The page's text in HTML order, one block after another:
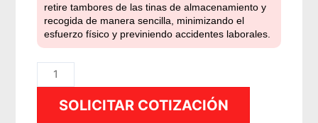
retire tambores de las tinas de almacenamiento y
recogida de manera sencilla, minimizando el
esfuerzo físico y previniendo accidentes laborales.
Carro
porta
tamborSOLICITAR COTIZACIÓN